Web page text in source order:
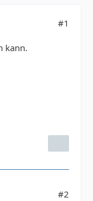
#1
kann.
#2